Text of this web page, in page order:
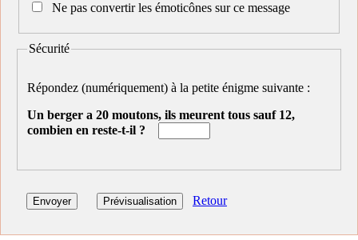
Ne pas convertir les émoticônes sur ce message
Sécurité
Répondez (numériquement) à la petite énigme suivante :
Un berger a 20 moutons, ils meurent tous sauf 12,
combien en reste-t-il ?
Retour